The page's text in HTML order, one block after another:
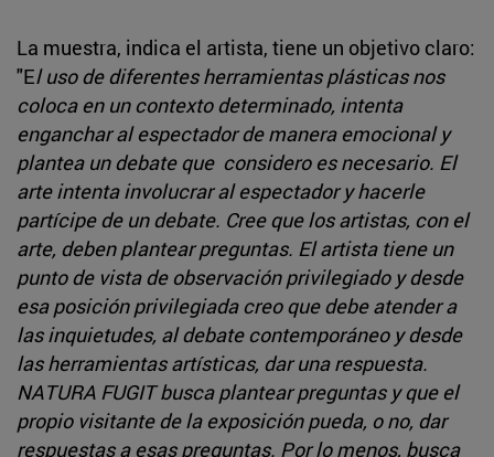
La muestra, indica el artista, tiene un objetivo claro:
"El uso de diferentes herramientas plásticas nos
coloca en un contexto determinado, intenta
enganchar al espectador de manera emocional y
plantea un debate que considero es necesario. El
arte intenta involucrar al espectador y hacerle
partícipe de un debate. Cree que los artistas, con el
arte, deben plantear preguntas. El artista tiene un
punto de vista de observación privilegiado y desde
esa posición privilegiada creo que debe atender a
las inquietudes, al debate contemporáneo y desde
las herramientas artísticas, dar una respuesta.
NATURA FUGIT busca plantear preguntas y que el
propio visitante de la exposición pueda, o no, dar
respuestas a esas preguntas. Por lo menos, busca